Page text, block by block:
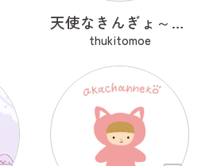
天使なきんぎょ～ぷくぱたぷう
thukitomoe